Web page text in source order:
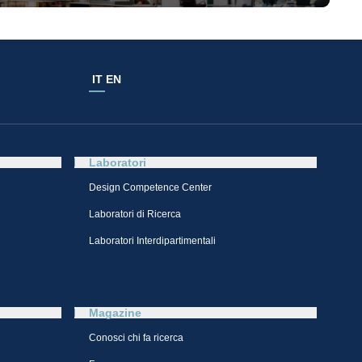
IT EN
Laboratori
Design Competence Center​
Laboratori di Ricerca
Laboratori Interdipartimentali
Magazine
Conosci chi fa ricerca